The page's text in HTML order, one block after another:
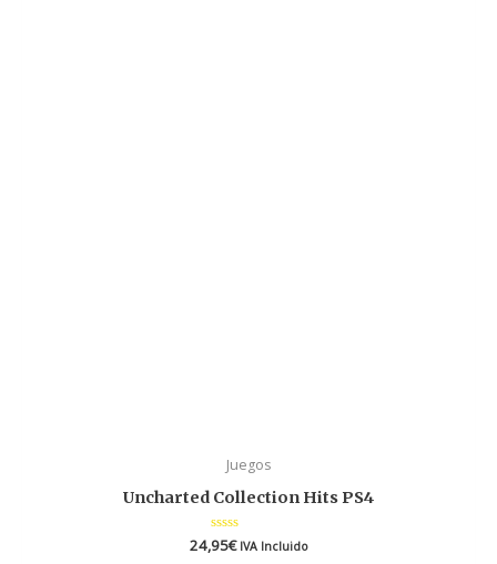
Juegos
Uncharted Collection Hits PS4
Valorado
en
24,95€ IVA Incluido